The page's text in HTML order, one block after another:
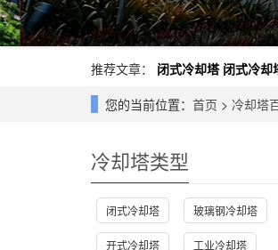
推荐文章： 闭式冷却塔 闭式冷却
您的当前位置： 首页 > 冷却塔
冷却塔类型
闭式冷却塔 玻璃钢冷却塔
开式冷却塔 工业冷却塔